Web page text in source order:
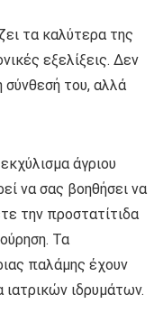
τα καλύτερα της
εξελίξεις. Δεν
σύνθεσή του, αλλά
άγριου
να σας βοηθήσει να
την προστατίτιδα
Τα
παλάμης έχουν
ιδρυμάτων.